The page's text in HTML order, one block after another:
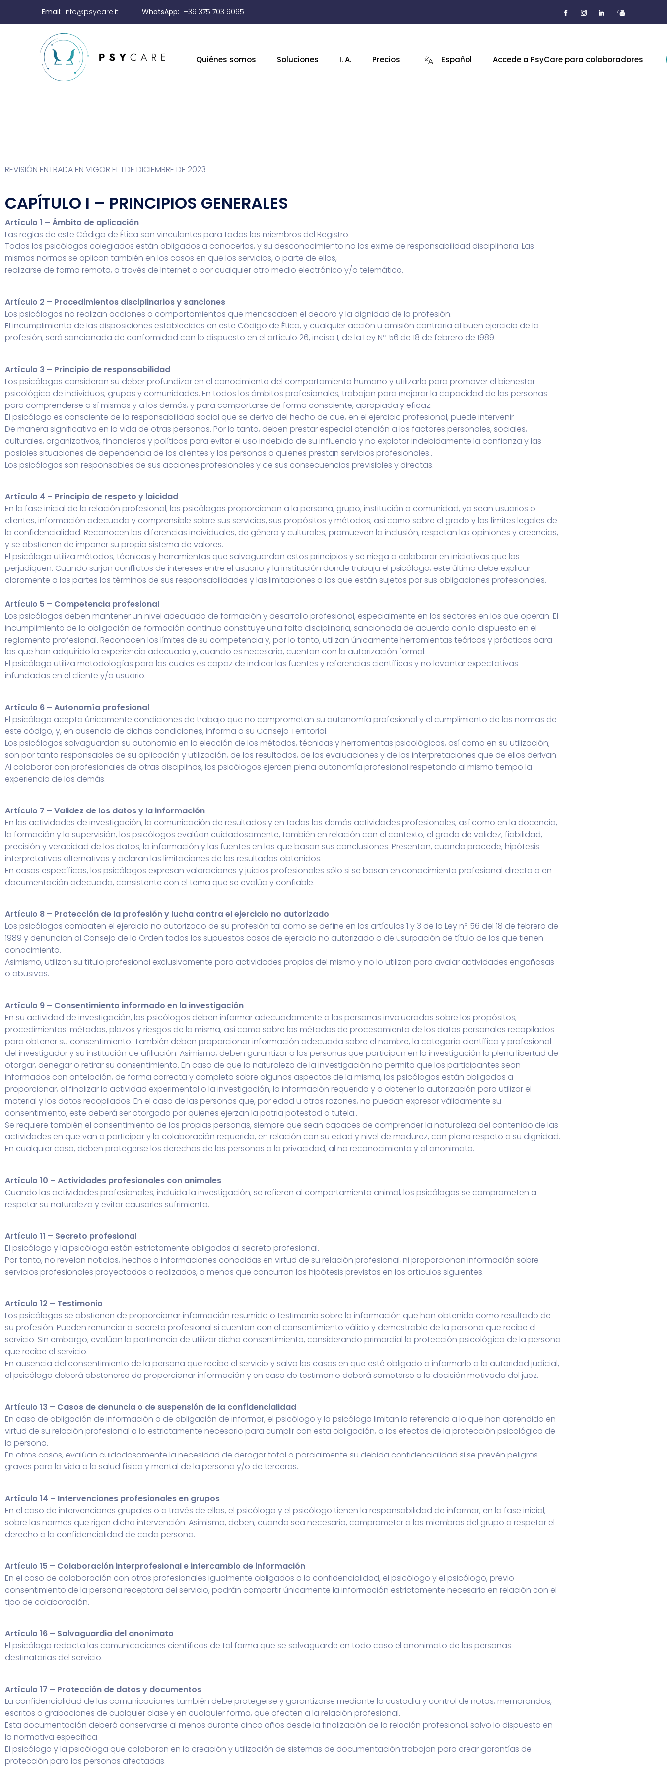
Email: info@psycare.it WhatsApp: +39 375 703 9065 <
Quiénes somos Soluciones I. A. Precios Español Accede a PsyCare para colaboradores
REVISIÓN ENTRADA EN VIGOR EL 1 DE DICIEMBRE DE 2023
CAPÍTULO I – PRINCIPIOS GENERALES
Artículo 1 – Ámbito de aplicación
Las reglas de este Código de Ética son vinculantes para todos los miembros del Registro.
Todos los psicólogos colegiados están obligados a conocerlas, y su desconocimiento no los exime de responsabilidad disciplinaria. Las
mismas normas se aplican también en los casos en que los servicios, o parte de ellos,
realizarse de forma remota, a través de Internet o por cualquier otro medio electrónico y/o telemático.
Artículo 2 – Procedimientos disciplinarios y sanciones
Los psicólogos no realizan acciones o comportamientos que menoscaben el decoro y la dignidad de la profesión.
El incumplimiento de las disposiciones establecidas en este Código de Ética, y cualquier acción u omisión contraria al buen ejercicio de la
profesión, será sancionada de conformidad con lo dispuesto en el artículo 26, inciso 1, de la Ley Nº 56 de 18 de febrero de 1989.
Artículo 3 – Principio de responsabilidad
Los psicólogos consideran su deber profundizar en el conocimiento del comportamiento humano y utilizarlo para promover el bienestar
psicológico de individuos, grupos y comunidades. En todos los ámbitos profesionales, trabajan para mejorar la capacidad de las personas
para comprenderse a sí mismas y a los demás, y para comportarse de forma consciente, apropiada y eficaz.
El psicólogo es consciente de la responsabilidad social que se deriva del hecho de que, en el ejercicio profesional, puede intervenir
De manera significativa en la vida de otras personas. Por lo tanto, deben prestar especial atención a los factores personales, sociales,
culturales, organizativos, financieros y políticos para evitar el uso indebido de su influencia y no explotar indebidamente la confianza y las
posibles situaciones de dependencia de los clientes y las personas a quienes prestan servicios profesionales..
Los psicólogos son responsables de sus acciones profesionales y de sus consecuencias previsibles y directas.
Artículo 4 – Principio de respeto y laicidad
En la fase inicial de la relación profesional, los psicólogos proporcionan a la persona, grupo, institución o comunidad, ya sean usuarios o
clientes, información adecuada y comprensible sobre sus servicios, sus propósitos y métodos, así como sobre el grado y los límites legales de
la confidencialidad. Reconocen las diferencias individuales, de género y culturales, promueven la inclusión, respetan las opiniones y creencias,
y se abstienen de imponer su propio sistema de valores.
El psicólogo utiliza métodos, técnicas y herramientas que salvaguardan estos principios y se niega a colaborar en iniciativas que los
perjudiquen. Cuando surjan conflictos de intereses entre el usuario y la institución donde trabaja el psicólogo, este último debe explicar
claramente a las partes los términos de sus responsabilidades y las limitaciones a las que están sujetos por sus obligaciones profesionales.
Artículo 5 – Competencia profesional
Los psicólogos deben mantener un nivel adecuado de formación y desarrollo profesional, especialmente en los sectores en los que operan. El
incumplimiento de la obligación de formación continua constituye una falta disciplinaria, sancionada de acuerdo con lo dispuesto en el
reglamento profesional. Reconocen los límites de su competencia y, por lo tanto, utilizan únicamente herramientas teóricas y prácticas para
las que han adquirido la experiencia adecuada y, cuando es necesario, cuentan con la autorización formal.
El psicólogo utiliza metodologías para las cuales es capaz de indicar las fuentes y referencias científicas y no levantar expectativas
infundadas en el cliente y/o usuario.
Artículo 6 – Autonomía profesional
El psicólogo acepta únicamente condiciones de trabajo que no comprometan su autonomía profesional y el cumplimiento de las normas de
este código, y, en ausencia de dichas condiciones, informa a su Consejo Territorial.
Los psicólogos salvaguardan su autonomía en la elección de los métodos, técnicas y herramientas psicológicas, así como en su utilización;
son por tanto responsables de su aplicación y utilización, de los resultados, de las evaluaciones y de las interpretaciones que de ellos derivan.
Al colaborar con profesionales de otras disciplinas, los psicólogos ejercen plena autonomía profesional respetando al mismo tiempo la
experiencia de los demás.
Artículo 7 – Validez de los datos y la información
En las actividades de investigación, la comunicación de resultados y en todas las demás actividades profesionales, así como en la docencia,
la formación y la supervisión, los psicólogos evalúan cuidadosamente, también en relación con el contexto, el grado de validez, fiabilidad,
precisión y veracidad de los datos, la información y las fuentes en las que basan sus conclusiones. Presentan, cuando procede, hipótesis
interpretativas alternativas y aclaran las limitaciones de los resultados obtenidos.
En casos específicos, los psicólogos expresan valoraciones y juicios profesionales sólo si se basan en conocimiento profesional directo o en
documentación adecuada, consistente con el tema que se evalúa y confiable.
Artículo 8 – Protección de la profesión y lucha contra el ejercicio no autorizado
Los psicólogos combaten el ejercicio no autorizado de su profesión tal como se define en los artículos 1 y 3 de la Ley nº 56 del 18 de febrero de
1989 y denuncian al Consejo de la Orden todos los supuestos casos de ejercicio no autorizado o de usurpación de título de los que tienen
conocimiento.
Asimismo, utilizan su título profesional exclusivamente para actividades propias del mismo y no lo utilizan para avalar actividades engañosas
o abusivas.
Artículo 9 – Consentimiento informado en la investigación
En su actividad de investigación, los psicólogos deben informar adecuadamente a las personas involucradas sobre los propósitos,
procedimientos, métodos, plazos y riesgos de la misma, así como sobre los métodos de procesamiento de los datos personales recopilados
para obtener su consentimiento. También deben proporcionar información adecuada sobre el nombre, la categoría científica y profesional
del investigador y su institución de afiliación. Asimismo, deben garantizar a las personas que participan en la investigación la plena libertad de
otorgar, denegar o retirar su consentimiento. En caso de que la naturaleza de la investigación no permita que los participantes sean
informados con antelación, de forma correcta y completa sobre algunos aspectos de la misma, los psicólogos están obligados a
proporcionar, al finalizar la actividad experimental o la investigación, la información requerida y a obtener la autorización para utilizar el
material y los datos recopilados. En el caso de las personas que, por edad u otras razones, no puedan expresar válidamente su
consentimiento, este deberá ser otorgado por quienes ejerzan la patria potestad o tutela..
Se requiere también el consentimiento de las propias personas, siempre que sean capaces de comprender la naturaleza del contenido de las
actividades en que van a participar y la colaboración requerida, en relación con su edad y nivel de madurez, con pleno respeto a su dignidad.
En cualquier caso, deben protegerse los derechos de las personas a la privacidad, al no reconocimiento y al anonimato.
Artículo 10 – Actividades profesionales con animales
Cuando las actividades profesionales, incluida la investigación, se refieren al comportamiento animal, los psicólogos se comprometen a
respetar su naturaleza y evitar causarles sufrimiento.
Artículo 11 – Secreto profesional
El psicólogo y la psicóloga están estrictamente obligados al secreto profesional.
Por tanto, no revelan noticias, hechos o informaciones conocidas en virtud de su relación profesional, ni proporcionan información sobre
servicios profesionales proyectados o realizados, a menos que concurran las hipótesis previstas en los artículos siguientes.
Artículo 12 – Testimonio
Los psicólogos se abstienen de proporcionar información resumida o testimonio sobre la información que han obtenido como resultado de
su profesión. Pueden renunciar al secreto profesional si cuentan con el consentimiento válido y demostrable de la persona que recibe el
servicio. Sin embargo, evalúan la pertinencia de utilizar dicho consentimiento, considerando primordial la protección psicológica de la persona
que recibe el servicio.
En ausencia del consentimiento de la persona que recibe el servicio y salvo los casos en que esté obligado a informarlo a la autoridad judicial,
el psicólogo deberá abstenerse de proporcionar información y en caso de testimonio deberá someterse a la decisión motivada del juez.
Artículo 13 – Casos de denuncia o de suspensión de la confidencialidad
En caso de obligación de información o de obligación de informar, el psicólogo y la psicóloga limitan la referencia a lo que han aprendido en
virtud de su relación profesional a lo estrictamente necesario para cumplir con esta obligación, a los efectos de la protección psicológica de
la persona.
En otros casos, evalúan cuidadosamente la necesidad de derogar total o parcialmente su debida confidencialidad si se prevén peligros
graves para la vida o la salud física y mental de la persona y/o de terceros..
Artículo 14 – Intervenciones profesionales en grupos
En el caso de intervenciones grupales o a través de ellas, el psicólogo y el psicólogo tienen la responsabilidad de informar, en la fase inicial,
sobre las normas que rigen dicha intervención. Asimismo, deben, cuando sea necesario, comprometer a los miembros del grupo a respetar el
derecho a la confidencialidad de cada persona.
Artículo 15 – Colaboración interprofesional e intercambio de información
En el caso de colaboración con otros profesionales igualmente obligados a la confidencialidad, el psicólogo y el psicólogo, previo
consentimiento de la persona receptora del servicio, podrán compartir únicamente la información estrictamente necesaria en relación con el
tipo de colaboración.
Artículo 16 – Salvaguardia del anonimato
El psicólogo redacta las comunicaciones científicas de tal forma que se salvaguarde en todo caso el anonimato de las personas
destinatarias del servicio.
Artículo 17 – Protección de datos y documentos
La confidencialidad de las comunicaciones también debe protegerse y garantizarse mediante la custodia y control de notas, memorandos,
escritos o grabaciones de cualquier clase y en cualquier forma, que afecten a la relación profesional.
Esta documentación deberá conservarse al menos durante cinco años desde la finalización de la relación profesional, salvo lo dispuesto en
la normativa específica.
El psicólogo y la psicóloga que colaboran en la creación y utilización de sistemas de documentación trabajan para crear garantías de
protección para las personas afectadas.